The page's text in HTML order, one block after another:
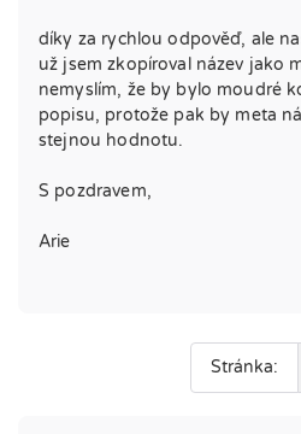
díky za rychlou odpověď, ale
už jsem zkopíroval název jako
nemyslím, že by bylo moudré
popisu, protože pak by meta
stejnou hodnotu.
S pozdravem,
Arie
Stránka: